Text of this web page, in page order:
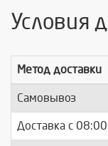
Условия
Метод доставки
Самовывоз
Доставка c